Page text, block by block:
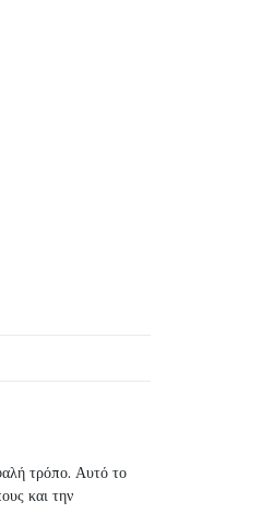
τρόπο. Αυτό το
και την